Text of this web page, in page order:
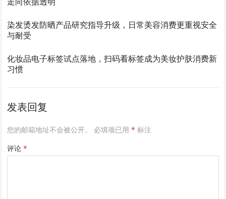
染发烫发防晒产品研究指导升级，日常美容消费更重视安全
与耐受
化妆品电子标签试点落地，扫码看标签成为美妆护肤消费新
习惯
发表回复
您的邮箱地址不会被公开。 必填项已用* 标注
评论*